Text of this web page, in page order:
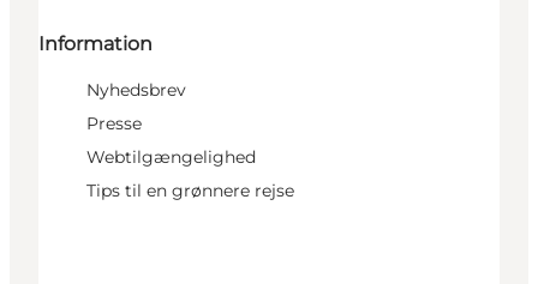
Information
Nyhedsbrev
Presse
Webtilgængelighed
Tips til en grønnere rejse